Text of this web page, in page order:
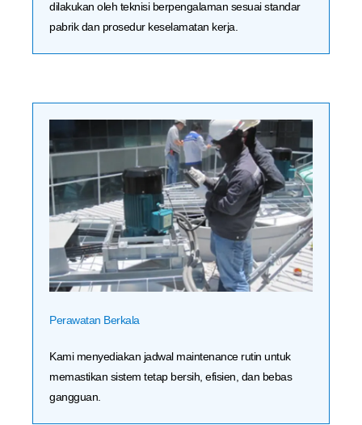
dilakukan oleh teknisi berpengalaman sesuai standar
pabrik dan prosedur keselamatan kerja.
Perawatan Berkala
Kami menyediakan jadwal maintenance rutin untuk
memastikan sistem tetap bersih, efisien, dan bebas
gangguan.